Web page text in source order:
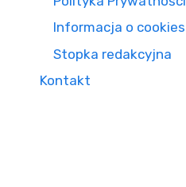
Informacja o cookies
Stopka redakcyjna
Kontakt